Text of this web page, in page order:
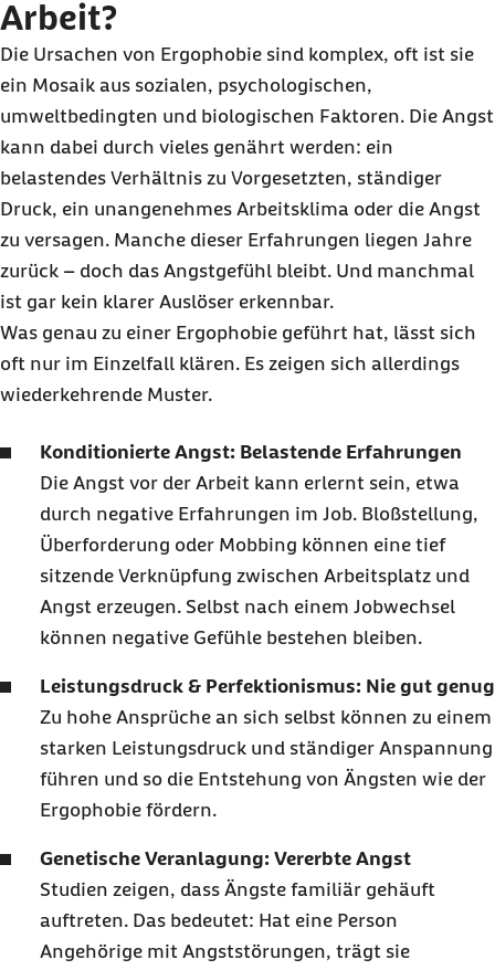
Arbeit?
Die Ursachen von Ergophobie sind komplex, oft ist sie
ein Mosaik aus sozialen, psychologischen,
umweltbedingten und biologischen Faktoren. Die Angst
kann dabei durch vieles genährt werden: ein
belastendes Verhältnis zu Vorgesetzten, ständiger
Druck, ein unangenehmes Arbeitsklima oder die Angst
zu versagen. Manche dieser Erfahrungen liegen Jahre
zurück – doch das Angstgefühl bleibt. Und manchmal
ist gar kein klarer Auslöser erkennbar.
Was genau zu einer Ergophobie geführt hat, lässt sich
oft nur im Einzelfall klären. Es zeigen sich allerdings
wiederkehrende Muster.
Konditionierte Angst: Belastende Erfahrungen
Die Angst vor der Arbeit kann erlernt sein, etwa
durch negative Erfahrungen im Job. Bloßstellung,
Überforderung oder Mobbing können eine tief
sitzende Verknüpfung zwischen Arbeitsplatz und
Angst erzeugen. Selbst nach einem Jobwechsel
können negative Gefühle bestehen bleiben.
Leistungsdruck & Perfektionismus: Nie gut genug
Zu hohe Ansprüche an sich selbst können zu einem
starken Leistungsdruck und ständiger Anspannung
führen und so die Entstehung von Ängsten wie der
Ergophobie fördern.
Genetische Veranlagung: Vererbte Angst
Studien zeigen, dass Ängste familiär gehäuft
auftreten. Das bedeutet: Hat eine Person
Angehörige mit Angststörungen, trägt sie